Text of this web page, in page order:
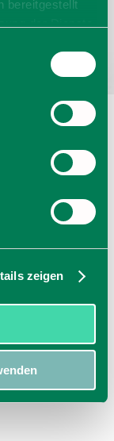
bereitgestellt
nutzen.
zeigen